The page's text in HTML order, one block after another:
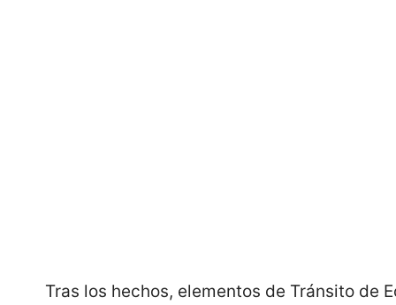
Tras los hechos, elementos de Tránsito de